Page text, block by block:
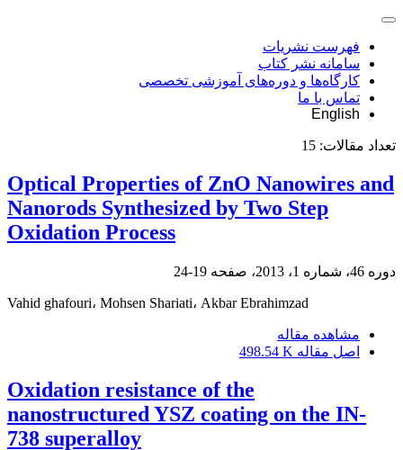
فهرست نشریات
سامانه نشر کتاب
کارگاه‌ها و دوره‌های آموزشی تخصصی
تماس با ما
English
تعداد مقالات: 15
Optical Properties of ZnO Nanowires and
Nanorods Synthesized by Two Step
Oxidation Process
دوره 46، شماره 1، 2013، صفحه 19-24
Vahid ghafouri، Mohsen Shariati، Akbar Ebrahimzad
مشاهده مقاله
اصل مقاله 498.54 K
Oxidation resistance of the
nanostructured YSZ coating on the IN-
738 superalloy